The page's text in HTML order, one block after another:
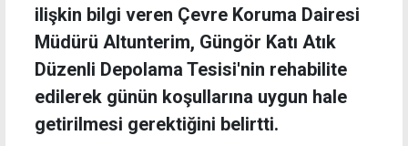
ilişkin bilgi veren Çevre Koruma Dairesi
Müdürü Altunterim, Güngör Katı Atık
Düzenli Depolama Tesisi'nin rehabilite
edilerek günün koşullarına uygun hale
getirilmesi gerektiğini belirtti.